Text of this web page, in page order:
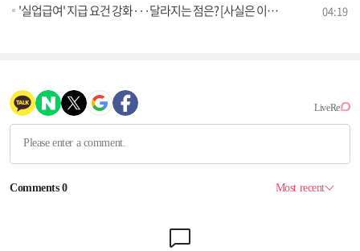
'실업급여' 지급 요건 강화···달라지는 점은? [사실은 이렇습니다] 04:19